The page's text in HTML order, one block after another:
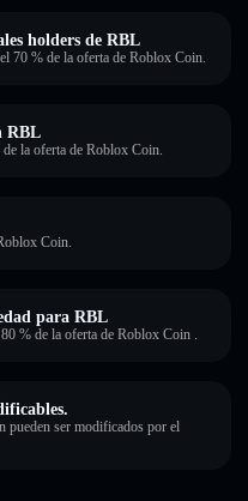
holders de RBL
70 % de la oferta de Roblox Coin.
RBL
de la oferta de Roblox Coin.
Coin.
para RBL
% de la oferta de Roblox Coin .
pueden ser modificados por el